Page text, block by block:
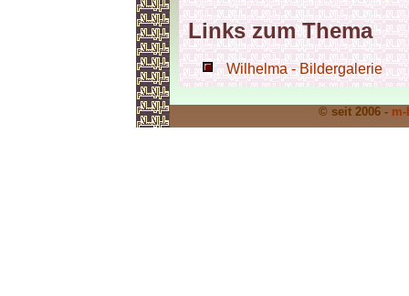
Links zum Thema
Wilhelma - Bildergalerie
© seit 2006 -